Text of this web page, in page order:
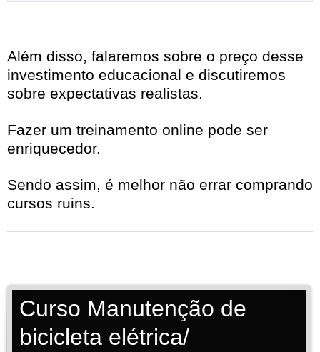
Além disso, falaremos sobre o preço desse
investimento educacional e discutiremos
sobre expectativas realistas.
Fazer um treinamento online pode ser
enriquecedor.
Sendo assim, é melhor não errar comprando
cursos ruins.
Curso Manutenção de
bicicleta elétrica/